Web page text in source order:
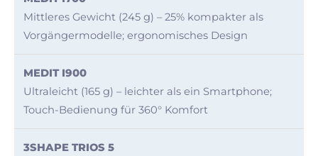
5
Mittleres Gewicht (245 g) – 25% kompakter als
Vorgängermodelle; ergonomisches Design
Ultraleicht (165 g) – leichter als ein Smartphone;
Touch-Bedienung für 360° Komfort